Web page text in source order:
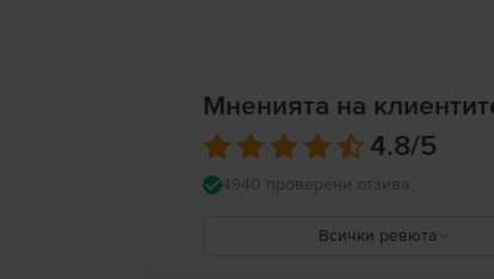
Мненията на
4.8/5
4940 проверени отзива
Всички ревюта